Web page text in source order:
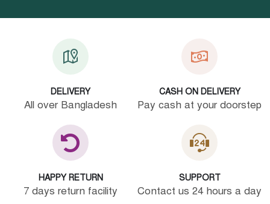
DELIVERY
All over Bangladesh
CASH ON DELIVERY
Pay cash at your doorstep
HAPPY RETURN
7 days return facility
SUPPORT
Contact us 24 hours a day